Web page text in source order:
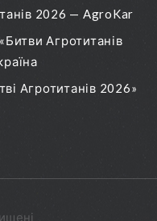
2026 — AgroKar
Агротитанів
Агротитанів 2026»